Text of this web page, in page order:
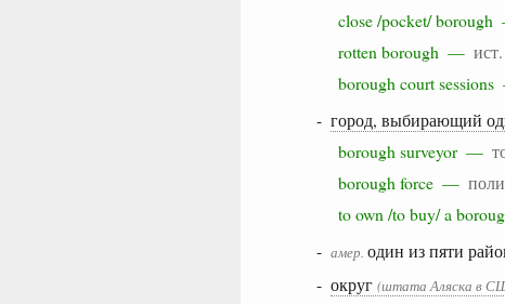
close /pocket/
rotten borough —
borough court
- город, выбирающий
borough surveyor —
borough force —
to own /to buy/ a
- амер. один из пяти
- округ (штата Аляска в